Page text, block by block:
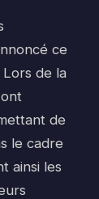
ce
de la
de
le cadre
ainsi les